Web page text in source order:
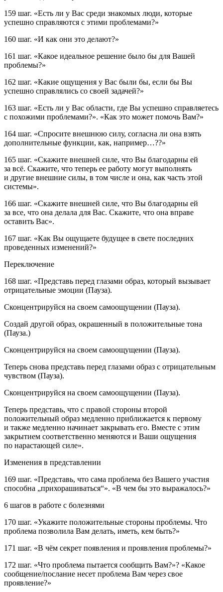
159 шаг. «Есть ли у Вас среди знакомых люди, которые
успешно справляются с этими проблемами?»
160 шаг. «И как они это делают?»
161 шаг. «Какое идеальное решение было бы для Вашей
проблемы?»
162 шаг. «Какие ощущения у Вас были бы, если бы Вы
успешно справлялись со своей задачей?»
163 шаг. «Есть ли у Вас области, где Вы успешно справляетесь
с похожими проблемами?». «Как это может помочь Вам?»
164 шаг. «Спросите внешнюю силу, согласна ли она взять
дополнительные функции, как, например…??»
165 шаг. «Скажите внешней силе, что Вы благодарны ей
за всё. Скажите, что теперь ее работу могут выполнять
и другие внешние силы, в том числе и она, как часть этой
системы».
166 шаг. «Скажите внешней силе, что Вы благодарны ей
за все, что она делала для Вас. Скажите, что она вправе
оставить Вас».
167 шаг. «Как Вы ощущаете будущее в свете последних
проведенных изменений?»
Переключение
168 шаг. «Представь перед глазами образ, который вызывает
отрицательные эмоции (Пауза).
Сконцентрируйся на своем самоощущении (Пауза).
Создай другой образ, окрашенный в положительные тона
(Пауза.)
Сконцентрируйся на своем самоощущении (Пауза).
Теперь снова представь перед глазами образ с отрицательным
чувством (Пауза).
Сконцентрируйся на своем самоощущении (Пауза).
Теперь представь, что с правой стороны второй
положительный образ медленно приближается к первому
и также медленно начинает закрывать его. Вместе с этим
закрытием соответственно меняются и Ваши ощущения
по нарастающей силе».
Изменения в представлении
169 шаг. «Представь, что сама проблема без Вашего участия
способна „прихорашиваться“». «В чем бы это выражалось?»
6 шагов в работе с болезнями
170 шаг. «Укажите положительные стороны проблемы. Что
проблема позволила Вам делать, иметь, кем быть?»
171 шаг. «В чём секрет появления и проявления проблемы?»
172 шаг. «Что проблема пытается сообщить Вам?»? «Какое
сообщение/послание несет проблема Вам через свое
проявление?»